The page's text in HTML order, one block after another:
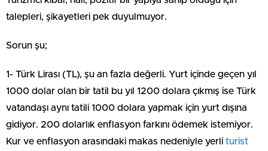
talepleri, şikayetleri pek duyulmuyor.
Sorun şu;
1- Türk Lirası (TL), şu an fazla değerli. Yurt içinde geçen yıl
1000 dolar olan bir tatil bu yıl 1200 dolara çıkmış ise Türk
vatandaşı aynı tatili 1000 dolara yapmak için yurt dışına
gidiyor. 200 dolarlık enflasyon farkını ödemek istemiyor.
Kur ve enflasyon arasındaki makas nedeniyle yerli turist